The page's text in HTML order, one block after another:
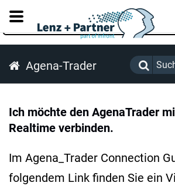
KUNDENPORTAL
Agena-Trader
Ich möchte den AgenaTrader
Realtime verbinden.
Im Agena_Trader Connection
folgendem Link finden Sie ein